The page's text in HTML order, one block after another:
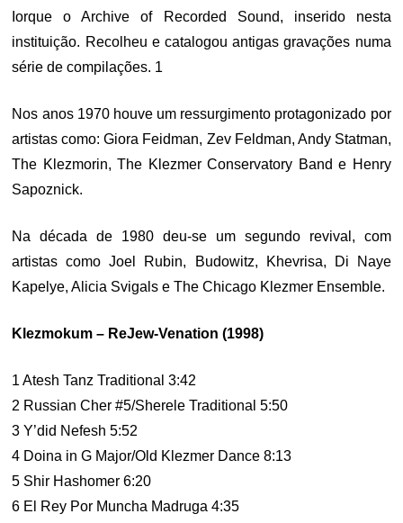
Iorque o Archive of Recorded Sound, inserido nesta
instituição. Recolheu e catalogou antigas gravações numa
série de compilações. 1
Nos anos 1970 houve um ressurgimento protagonizado por
artistas como: Giora Feidman, Zev Feldman, Andy Statman,
The Klezmorin, The Klezmer Conservatory Band e Henry
Sapoznick.
Na década de 1980 deu-se um segundo revival, com
artistas como Joel Rubin, Budowitz, Khevrisa, Di Naye
Kapelye, Alicia Svigals e The Chicago Klezmer Ensemble.
Klezmokum ‎– ReJew-Venation (1998)
1 Atesh Tanz Traditional 3:42
2 Russian Cher #5/Sherele Traditional 5:50
3 Y’did Nefesh 5:52
4 Doina in G Major/Old Klezmer Dance 8:13
5 Shir Hashomer 6:20
6 El Rey Por Muncha Madruga 4:35